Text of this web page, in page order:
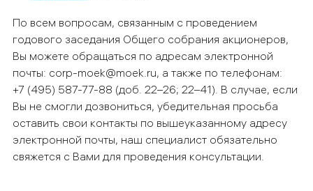
По всем вопросам, связанным с проведением
годового заседания Общего собрания акционеров,
Вы можете обращаться по адресам электронной
почты: corp-moek@moek.ru, а также по телефонам:
+7 (495) 587-77-88 (доб. 22–26; 22–41). В случае, если
Вы не смогли дозвониться, убедительная просьба
оставить свои контакты по вышеуказанному адресу
электронной почты, наш специалист обязательно
свяжется с Вами для проведения консультации.